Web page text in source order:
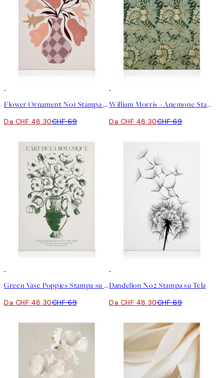
Flower Ornament No1 Stampa su Tela
Da CHF 48.30CHF 69
William Morris - Anemone Stampa su Tela
Da CHF 48.30CHF 69
Green Vase Poppies Stampa su Tela
Da CHF 48.30CHF 69
Dandelion No2 Stampa su Tela
Da CHF 48.30CHF 69